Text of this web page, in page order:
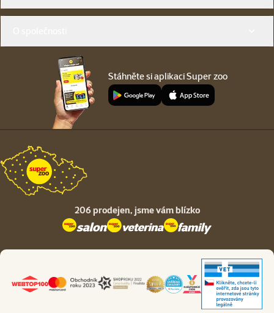
Stáhněte si aplikaci Super zoo
206 prodejen, jsme vám blízko